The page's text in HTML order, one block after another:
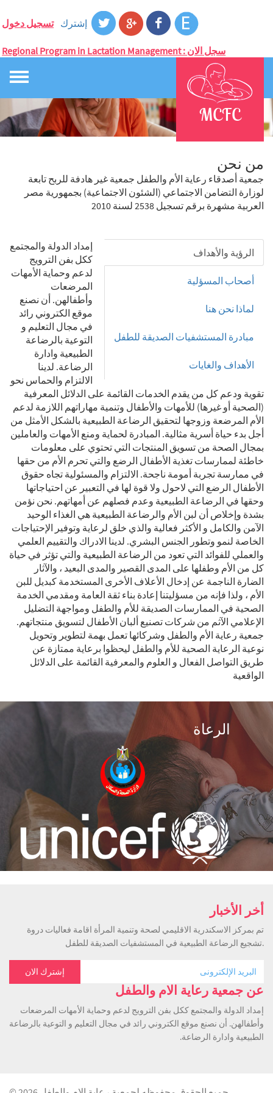
تسجيل دخول إشترك
Regional Program in Lactation Management : سجل الان
MCFC
من نحن
جمعية أصدقاء رعاية الأم والطفل جمعية غير هادفة للربح تابعة
لوزارة التضامن الاجتماعي (الشئون الاجتماعية) بجمهورية مصر
العربية مشهرة برقم تسجيل 2538 لسنة 2010
الرؤية والأهداف
أصحاب المسؤلية
لماذا نحن هنا
مبادرة المستشفيات الصديقة للطفل
الأهداف والغايات
إمداد الدولة والمجتمع
ككل بفن الترويج
لدعم وحماية الأمهات
المرضعات
وأطفالهن. أن نصنع
موقع الكتروني رائد
في مجال التعليم و
التوعية بالرضاعة
الطبيعية وادارة
الرضاعة. لدينا
الالتزام والحماس نحو
تقوية ودعم كل من يقدم الخدمات القائمة على الدلائل المعرفية
(الصحية أو غيرها) للأمهات والأطفال وتنمية مهاراتهم اللازمة لدعم
الأم المرضعة وزوجها لتحقيق الرضاعة الطبيعية بالشكل الأمثل من
أجل بدء حياة أسرية مثالية. المبادرة لحماية ومنع الأمهات والعاملين
بمجال الصحة من تسويق المنتجات التي تحتوي على معلومات
خاطئة لممارسات تغذية الأطفال الرضع والتي تحرم الأم من حقها
في ممارسة تجربة أمومة ناجحة. الالتزام والمسئولية تجاه حقوق
الأطفال الرضع التي لاحول ولا قوة لها في التعبير عن احتياجاتها
وحقها في الرضاعة الطبيعية وعدم فصلهم عن أمهاتهم. نحن نؤمن
بشدة وإخلاص أن لبن الأم والرضاعة الطبيعية هي الغذاء الوحيد
الآمن والكامل و الأكثر فعالية والذي خلق لرعاية وتوفير الإحتياجات
الخاصة لنمو وتطور الجنس البشري. لدينا الادراك والتقييم العلمي
والعملي للفوائد التي تعود من الرضاعة الطبيعية والتي تؤثر في حياة
كل من الأم وطفلها على المدى القصير والمدى البعيد ، والآثار
الضارة الناجمة عن إدخال الأعلاف الأخرى المستخدمة كبديل للبن
الأم ، ولذا فإنه من مسؤليتنا إعادة بناء ثقة العامة ومقدمي الخدمة
الصحية في الممارسات الصديقة للأم والطفل ومواجهة التضليل
الإعلامي الآثم من شركات تصنيع ألبان الأطفال لتسويق منتجاتهم.
جمعية رعاية الأم والطفل وشركائها تعمل بهمة لتطوير وتحويل
نوعية الرعاية الصحية للأم والطفل ليحظوا برعاية ممتازة عن
طريق التواصل الفعال و العلوم والمعرفية القائمة على الدلائل
الواقعية
الرعاة
أخر الأخبار
تم بمركز الاسكندرية الاقليمي لصحة وتنمية المرأة اقامة فعاليات دروة
تشجيع الرضاعة الطبيعية في المستشفيات الصديقة للطفل.
عن جمعية رعاية الام والطفل
إمداد الدولة والمجتمع ككل بفن الترويج لدعم وحماية الأمهات المرضعات
وأطفالهن. أن نصنع موقع الكتروني رائد في مجال التعليم و التوعية بالرضاعة
الطبيعية وادارة الرضاعة.